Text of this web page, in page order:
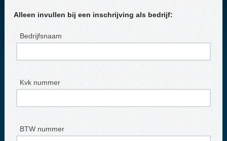
Alleen invullen bij een inschrijving als bedrijf:
Bedrijfsnaam
Kvk nummer
BTW nummer